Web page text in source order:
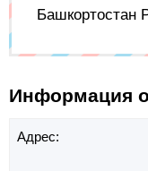
Башкортостан
Информация
Адрес: